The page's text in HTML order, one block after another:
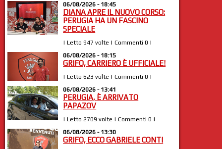
06/08/2026 - 18:45
DIANA APRE IL NUOVO CORSO:
PERUGIA HA UN FASCINO
SPECIALE
| Letto 947 volte | Commenti 0 |
06/08/2026 - 18:15
GRIFO, CARRIERO È UFFICIALE!
| Letto 623 volte | Commenti 0 |
06/08/2026 - 13:41
PERUGIA, È ARRIVATO
PAPAZOV
| Letto 2709 volte | Commenti 0 |
06/08/2026 - 13:30
GRIFO, ECCO GABRIELE CONTI